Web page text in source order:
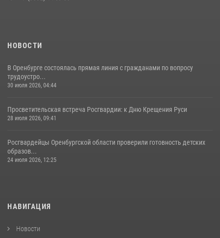
НОВОСТИ
В Оренбурге состоялась прямая линия с гражданами по вопросу
трудоустро...
30 июля 2026, 04:44
Просветительская встреча Росгвардии: к Дню Крещения Руси
28 июля 2026, 09:41
Росгвардейцы Оренбургской области проверили готовность детских
образов...
24 июля 2026, 12:25
НАВИГАЦИЯ
Новости